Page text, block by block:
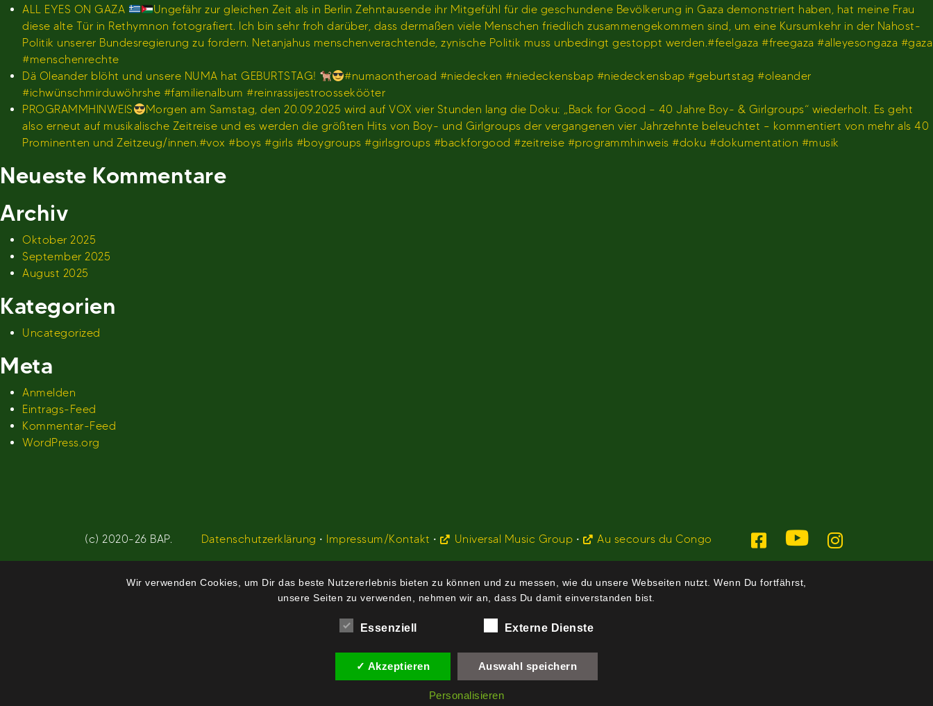
ALL EYES ON GAZA
Ungefähr zur gleichen Zeit als in Berlin Zehntausende ihr Mitgefühl für die geschundene Bevölkerung in Gaza demonstriert haben, hat meine Frau
diese alte Tür in Rethymnon fotografiert. Ich bin sehr froh darüber, dass dermaßen viele Menschen friedlich zusammengekommen sind, um eine Kursumkehr in der Nahost-
Politik unserer Bundesregierung zu fordern. Netanjahus menschenverachtende, zynische Politik muss unbedingt gestoppt werden.#feelgaza #freegaza #alleyesongaza #gaza
#menschenrechte
Dä Oleander blöht und unsere NUMA hat GEBURTSTAG!
#numaontheroad #niedecken #niedeckensbap #niedeckensbap #geburtstag #oleander
#ichwünschmirduwöhrshe #familienalbum #reinrassijestroossekööter
PROGRAMMHINWEIS
Morgen am Samstag, den 20.09.2025 wird auf VOX vier Stunden lang die Doku: „Back for Good – 40 Jahre Boy- & Girlgroups“ wiederholt. Es geht
also erneut auf musikalische Zeitreise und es werden die größten Hits von Boy- und Girlgroups der vergangenen vier Jahrzehnte beleuchtet – kommentiert von mehr als 40
Prominenten und Zeitzeug/innen.#vox #boys #girls #boygroups #girlsgroups #backforgood #zeitreise #programmhinweis #doku #dokumentation #musik
Neueste Kommentare
Archiv
Oktober 2025
September 2025
August 2025
Kategorien
Uncategorized
Meta
Anmelden
Eintrags-Feed
Kommentar-Feed
WordPress.org
(c) 2020-26 BAP. Datenschutzerklärung • Impressum/Kontakt • Universal Music Group • Au secours du Congo
Wir verwenden Cookies, um Dir das beste Nutzererlebnis bieten zu können und zu messen, wie du unsere Webseiten nutzt. Wenn Du fortfährst,
unsere Seiten zu verwenden, nehmen wir an, dass Du damit einverstanden bist.
Essenziell Externe Dienste
✓ Akzeptieren Auswahl speichern
Personalisieren